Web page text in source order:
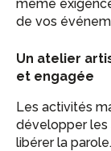
même
de vos
Un atelier
et engagée
Les activités
développer les
libérer la